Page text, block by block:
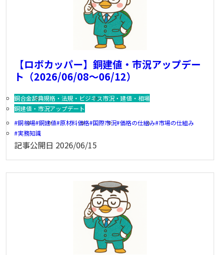
【ロボカッパー】銅建値・市況アップデー
ト（2026/06/08～06/12）
銅合金辞典規格・法規・ビジネス市況・建値・相場
銅建値・市況アップデート
銅相場 銅建値 原材料価格 国際市況 価格の仕組み 市場の仕組み
実務知識
記事公開日 2026/06/15